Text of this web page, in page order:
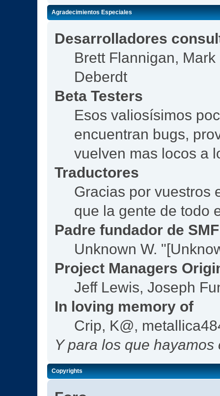
Agradecimientos Especiales
Desarrolladores
Brett Flannigan,
Deberdt
Beta Testers
Esos valiosísimos
encuentran bugs,
vuelven mas locos a
Traductores
Gracias por vuestros
que la gente de todo
Padre fundador de SMF
Unknown W.
Project Managers
Jeff Lewis, Joseph
In loving memory of
Crip, K@,
Y para los que
Copyrights